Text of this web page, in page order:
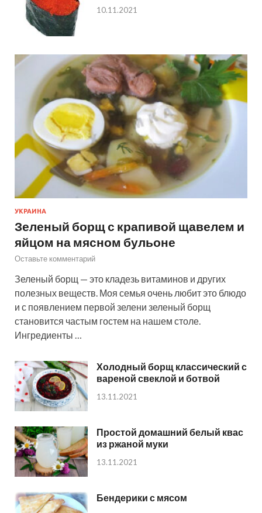
10.11.2021
УКРАИНА
Зеленый борщ с крапивой щавелем и
яйцом на мясном бульоне
Оставьте комментарий
Зеленый борщ — это кладезь витаминов и других
полезных веществ. Моя семья очень любит это блюдо
и с появлением первой зелени зеленый борщ
становится частым гостем на нашем столе.
Ингредиенты …
Холодный борщ классический с
вареной свеклой и ботвой
13.11.2021
Простой домашний белый квас
из ржаной муки
13.11.2021
Бендерики с мясом